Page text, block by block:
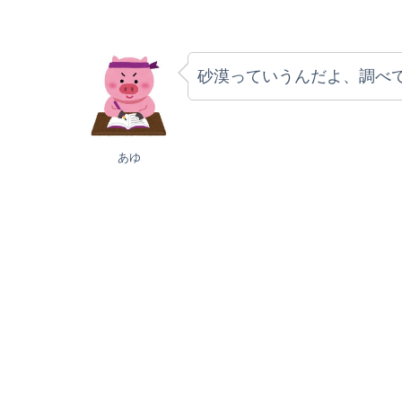
あゆ
砂漠っていうんだよ、調べ